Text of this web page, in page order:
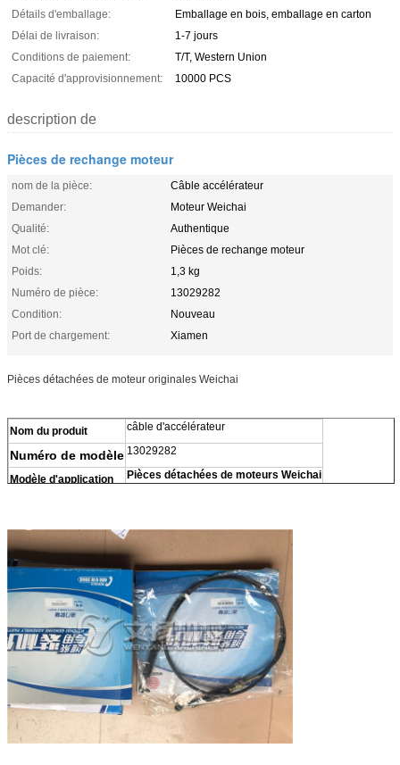
Détails d'emballage:
Emballage en bois, emballage en carton
Délai de livraison:
1-7 jours
Conditions de paiement:
T/T, Western Union
Capacité d'approvisionnement:
10000 PCS
description de
Pièces de rechange moteur
nom de la pièce:
Câble accélérateur
Demander:
Moteur Weichai
Qualité:
Authentique
Mot clé:
Pièces de rechange moteur
Poids:
1,3 kg
Numéro de pièce:
13029282
Condition:
Nouveau
Port de chargement:
Xiamen
Pièces détachées de moteur originales Weichai
Nom du produit câble d'accélérateur
Numéro de modèle 13029282
Modèle d'application Pièces détachées de moteurs Weichai
Nombre de pièces
1 pièces
Le poids
10,3 kg
Quantité Elle est authentique.
Origine
Chine continentale
Le paquet
Casse en bois ou en carton
Délai de livraison
Dans les 2 à 5 jours